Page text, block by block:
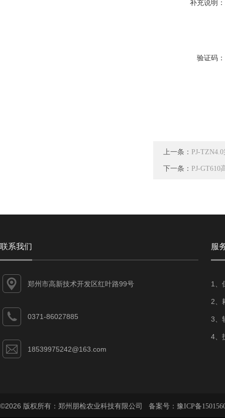
补充说明：
验证码：
上一条： PJ-
下一条： PJ-GT610
联系我们
郑州市高新技术开发区红叶路99号
0371-86027885
18539975242@163.com
服
1、
2、
3、
4、
©2026 版权所有：郑州朋检农业科技有限公司 备案号： 豫ICP备